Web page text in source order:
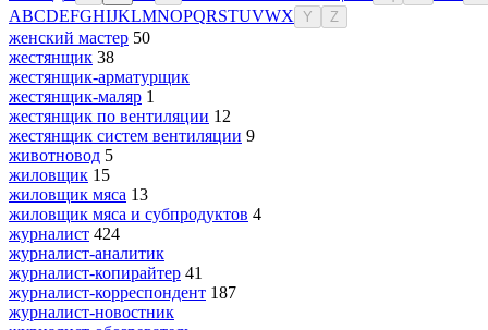
ABCDEFGHIJKLMNOPQRSTUVWX Y Z
женский мастер 50
жестянщик 38
жестянщик-арматурщик
жестянщик-маляр 1
жестянщик по вентиляции 12
жестянщик систем вентиляции 9
животновод 5
жиловщик 15
жиловщик мяса 13
жиловщик мяса и субпродуктов 4
журналист 424
журналист-аналитик
журналист-копирайтер 41
журналист-корреспондент 187
журналист-новостник